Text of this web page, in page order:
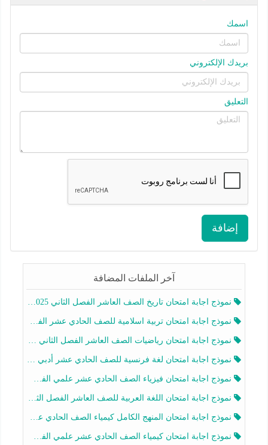
اسمك
بريدك الإلكتروني
التعليق
إضافة
آخر الملفات المضافة
نموذج اجابة امتحان تاريخ الصف العاشر الفصل الثاني 2025-2026
نموذج اجابة امتحان تربية اسلامية للصف الحادي عشر الفصل الثاني 2025-2026
نموذج اجابة امتحان رياضيات الصف العاشر الفصل الثاني 2025-2026
نموذج اجابة امتحان لغة فرنسية للصف الحادي عشر أدبي الفصل الثاني 2025-2026
نموذج اجابة امتحان فيزياء الصف الحادي عشر علمي الفصل الثاني 2025-2026
نموذج اجابة امتحان اللغة العربية للصف العاشر الفصل الثاني 2025-2026
نموذج اجابة امتحان المنهج الكامل كيمياء الصف الحادي عشر علمي الفصل الثاني 2025-2026
نموذج اجابة امتحان كيمياء الصف الحادي عشر علمي الفصل الثاني 2025-2026